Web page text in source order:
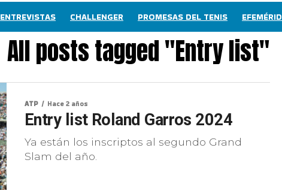
ENTREVISTAS CHALLENGER PROMESAS DEL TENIS
All posts tagged "Entry list"
ATP Hace 2 años
Entry list Roland Garros 2024
Ya están los inscriptos al segundo Grand
Slam del año.